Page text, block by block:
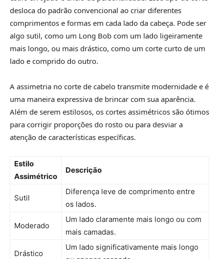
desloca do padrão convencional ao criar diferentes
comprimentos e formas em cada lado da cabeça. Pode ser
algo sutil, como um Long Bob com um lado ligeiramente
mais longo, ou mais drástico, como um corte curto de um
lado e comprido do outro.
A assimetria no corte de cabelo transmite modernidade e é
uma maneira expressiva de brincar com sua aparência.
Além de serem estilosos, os cortes assimétricos são ótimos
para corrigir proporções do rosto ou para desviar a
atenção de características específicas.
Estilo
Assimétrico
Descrição
Sutil
Diferença leve de comprimento entre
os lados.
Moderado
Um lado claramente mais longo ou com
mais camadas.
Drástico
Um lado significativamente mais longo